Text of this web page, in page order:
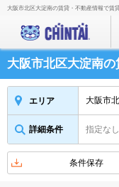
大阪市北区大淀南の賃貸・不動産情報で賃
大阪市北区大淀南
エリア 大阪市
詳細条件 指定なし
条件保存